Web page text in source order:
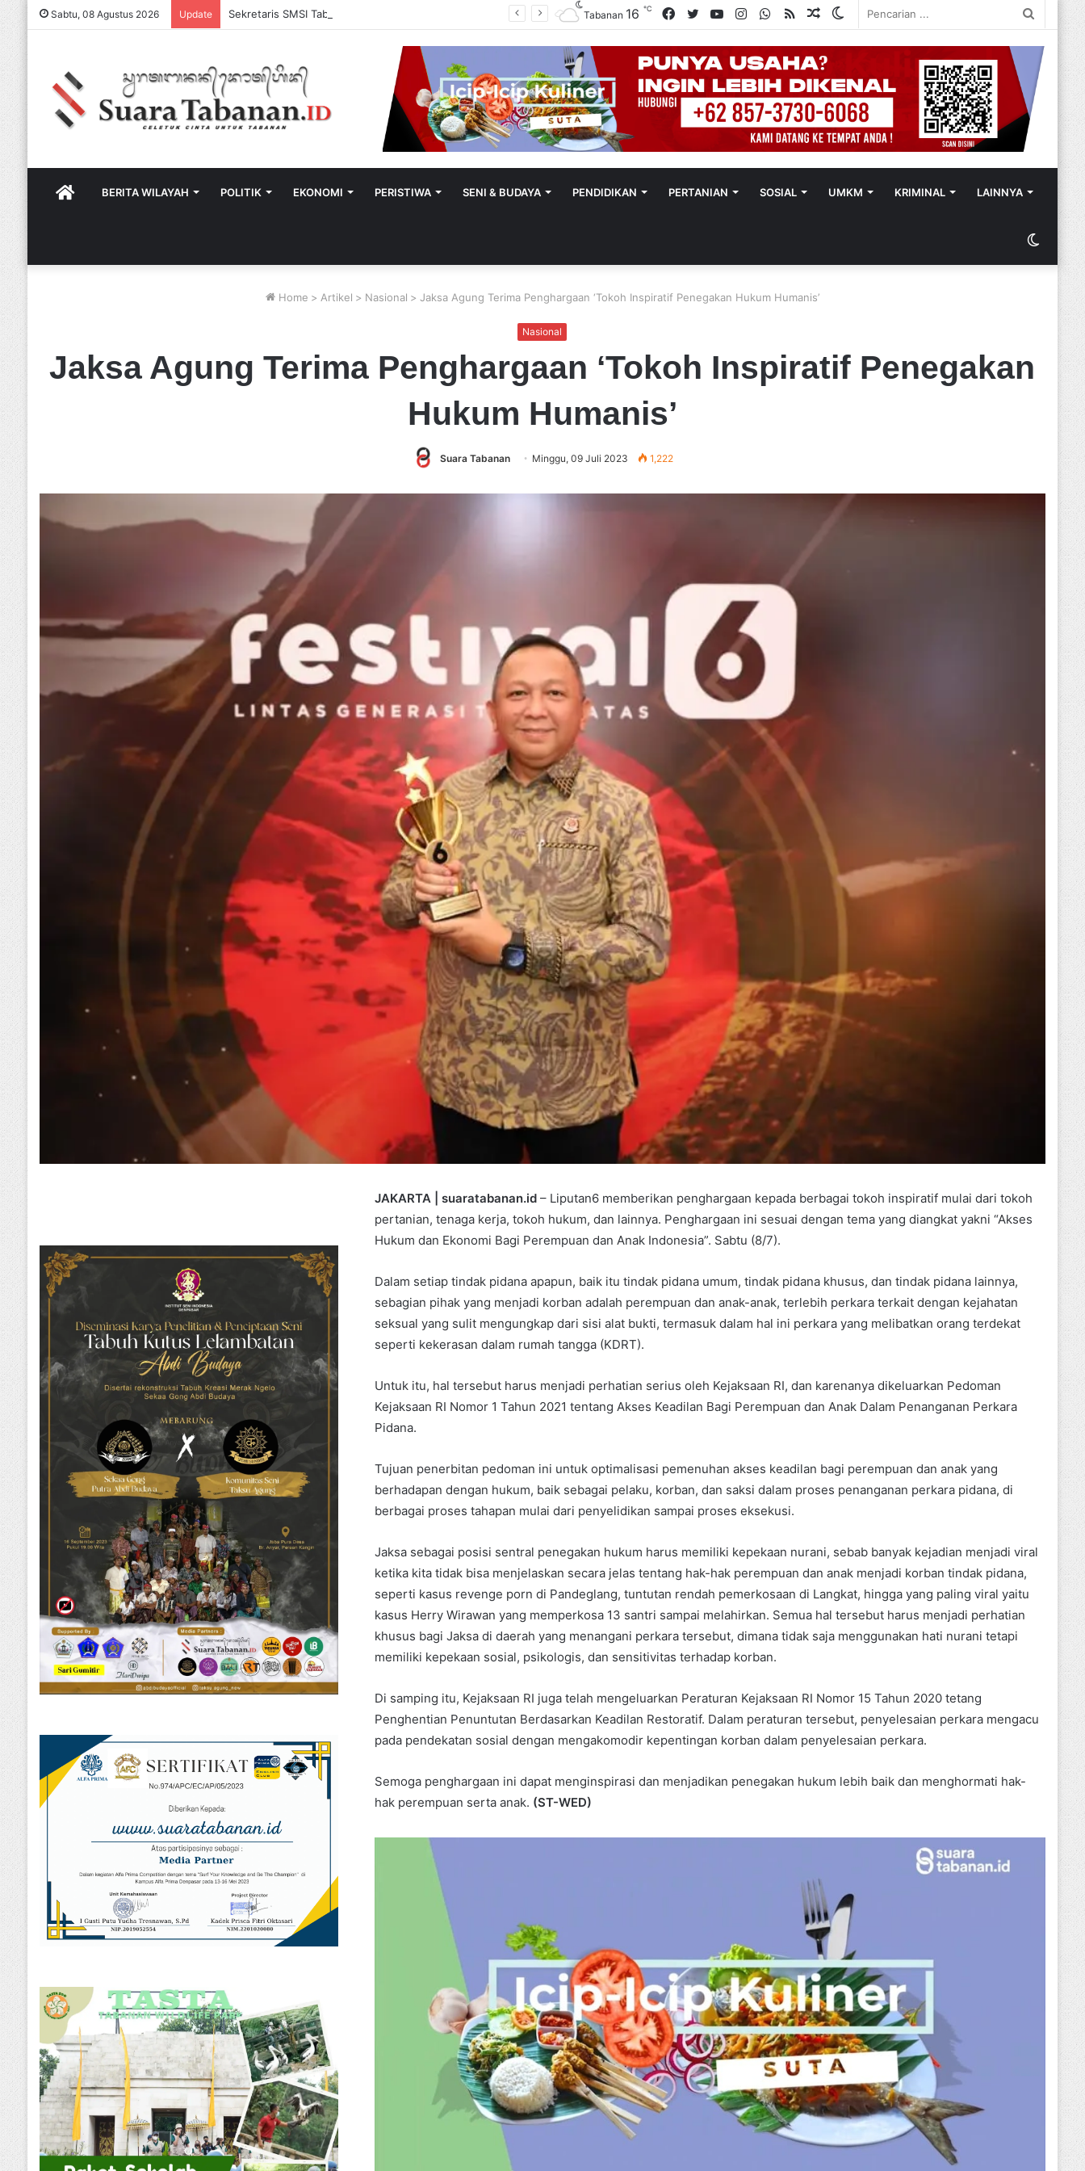
Sabtu, 08 Agustus 2026 Update
Switch
Random
RSS
WhatsApp
Instagram
YouTube
Twitter
Facebook
Tabanan 16℃
HOMEBERITA WILAYAH POLITIK EKONOMI PERISTIWA SENI & BUDAYA PENDIDIKAN PERTANIAN SOSIAL UMKM KRIMINAL LAINNYA
Switch
skin
Home > Artikel > Nasional > Jaksa Agung Terima Penghargaan ‘Tokoh Inspiratif Penegakan Hukum Humanis’
Nasional
Jaksa Agung Terima Penghargaan ‘Tokoh Inspiratif Penegakan
Hukum Humanis’
Suara Tabanan Minggu, 09 Juli 2023 1,222
JAKARTA | suaratabanan.id – Liputan6 memberikan penghargaan kepada berbagai tokoh inspiratif mulai dari tokoh
pertanian, tenaga kerja, tokoh hukum, dan lainnya. Penghargaan ini sesuai dengan tema yang diangkat yakni “Akses
Hukum dan Ekonomi Bagi Perempuan dan Anak Indonesia”. Sabtu (8/7).
Dalam setiap tindak pidana apapun, baik itu tindak pidana umum, tindak pidana khusus, dan tindak pidana lainnya,
sebagian pihak yang menjadi korban adalah perempuan dan anak-anak, terlebih perkara terkait dengan kejahatan
seksual yang sulit mengungkap dari sisi alat bukti, termasuk dalam hal ini perkara yang melibatkan orang terdekat
seperti kekerasan dalam rumah tangga (KDRT).
Untuk itu, hal tersebut harus menjadi perhatian serius oleh Kejaksaan RI, dan karenanya dikeluarkan Pedoman
Kejaksaan RI Nomor 1 Tahun 2021 tentang Akses Keadilan Bagi Perempuan dan Anak Dalam Penanganan Perkara
Pidana.
Tujuan penerbitan pedoman ini untuk optimalisasi pemenuhan akses keadilan bagi perempuan dan anak yang
berhadapan dengan hukum, baik sebagai pelaku, korban, dan saksi dalam proses penanganan perkara pidana, di
berbagai proses tahapan mulai dari penyelidikan sampai proses eksekusi.
Jaksa sebagai posisi sentral penegakan hukum harus memiliki kepekaan nurani, sebab banyak kejadian menjadi viral
ketika kita tidak bisa menjelaskan secara jelas tentang hak-hak perempuan dan anak menjadi korban tindak pidana,
seperti kasus revenge porn di Pandeglang, tuntutan rendah pemerkosaan di Langkat, hingga yang paling viral yaitu
kasus Herry Wirawan yang memperkosa 13 santri sampai melahirkan. Semua hal tersebut harus menjadi perhatian
khusus bagi Jaksa di daerah yang menangani perkara tersebut, dimana tidak saja menggunakan hati nurani tetapi
memiliki kepekaan sosial, psikologis, dan sensitivitas terhadap korban.
Di samping itu, Kejaksaan RI juga telah mengeluarkan Peraturan Kejaksaan RI Nomor 15 Tahun 2020 tetang
Penghentian Penuntutan Berdasarkan Keadilan Restoratif. Dalam peraturan tersebut, penyelesaian perkara mengacu
pada pendekatan sosial dengan mengakomodir kepentingan korban dalam penyelesaian perkara.
Semoga penghargaan ini dapat menginspirasi dan menjadikan penegakan hukum lebih baik dan menghormati hak-
hak perempuan serta anak. (ST-WED)